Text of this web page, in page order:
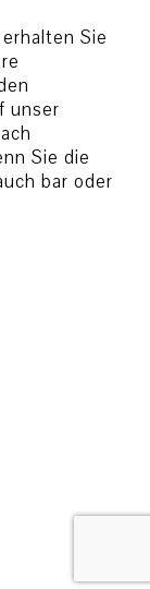
Sie
unser
Sie die
bar oder